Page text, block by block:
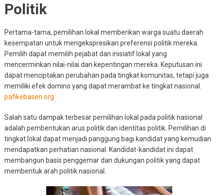
Politik
Pertama-tama, pemilihan lokal memberikan warga suatu daerah
kesempatan untuk mengekspresikan preferensi politik mereka.
Pemilih dapat memilih pejabat dan inisiatif lokal yang
mencerminkan nilai-nilai dan kepentingan mereka. Keputusan ini
dapat menciptakan perubahan pada tingkat komunitas, tetapi juga
memiliki efek domino yang dapat merambat ke tingkat nasional.
pafikebasen.org
Salah satu dampak terbesar pemilihan lokal pada politik nasional
adalah pembentukan arus politik dan identitas politik. Pemilihan di
tingkat lokal dapat menjadi panggung bagi kandidat yang kemudian
mendapatkan perhatian nasional. Kandidat-kandidat ini dapat
membangun basis penggemar dan dukungan politik yang dapat
membentuk arah politik nasional.